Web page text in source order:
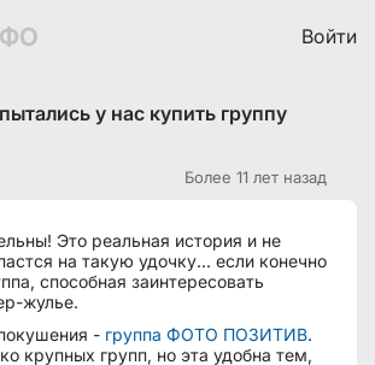
Войти
у нас купить группу
Более 11 лет назад
Это реальная история и не
на такую удочку... если конечно
способная заинтересовать
жулье.
- группа ФОТО ПОЗИТИВ.
крупных групп, но эта удобна тем,